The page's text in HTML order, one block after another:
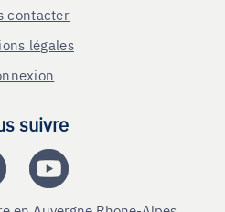
contacter
légales
suivre